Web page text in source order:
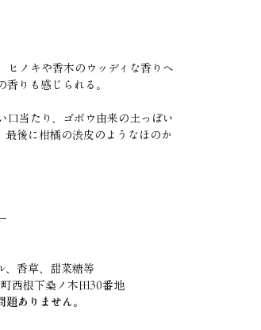
ヒノキや香木のウッディな香りへ
香りも感じられる。
口当たり、ゴボウ由来の土っぽい
最後に柑橘の渋皮のようなほのか
、香草、甜菜糖等
西根下桑ノ木田30番地
ありません。